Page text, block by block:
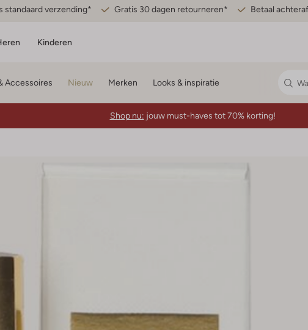
standaard verzending* Gratis 30 dagen retourneren* Betaal
Kinderen
Accessoires Nieuw Merken Looks & inspiratie
Shop nu: jouw must-haves tot 70% korting!